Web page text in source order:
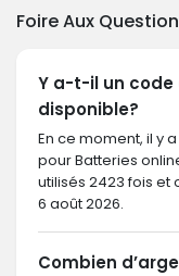
Foire Aux
Y a-t-il un
disponible?
En ce moment, il y
pour Batteries
utilisés 2423 fois et
6 août 2026.
Combien